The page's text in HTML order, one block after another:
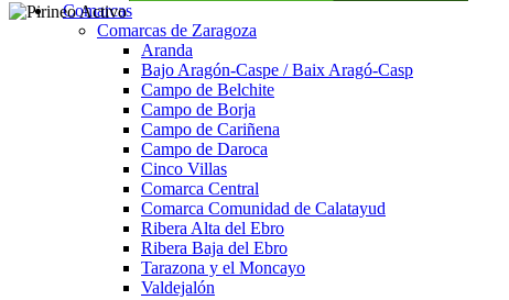
Comarcas
Comarcas de Zaragoza
Aranda
Bajo Aragón-Caspe / Baix Aragó-Casp
Campo de Belchite
Campo de Borja
Campo de Cariñena
Campo de Daroca
Cinco Villas
Comarca Central
Comarca Comunidad de Calatayud
Ribera Alta del Ebro
Ribera Baja del Ebro
Tarazona y el Moncayo
Valdejalón